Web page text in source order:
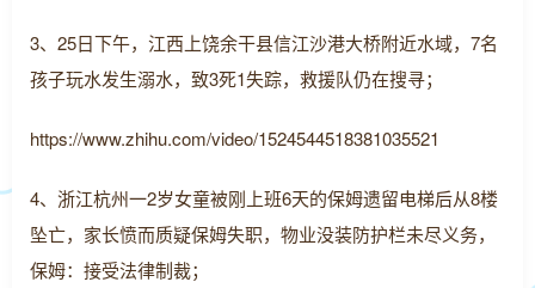
3、25日下午，江西上饶余干县信江沙港大桥附近水域，7名
孩子玩水发生溺水，致3死1失踪，救援队仍在搜寻；
https://www.zhihu.com/video/1524544518381035521
4、浙江杭州一2岁女童被刚上班6天的保姆遗留电梯后从8楼
坠亡，家长愤而质疑保姆失职，物业没装防护栏未尽义务，
保姆：接受法律制裁；